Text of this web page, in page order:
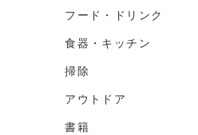
フード・ドリンク
食器・キッチン
掃除
アウトドア
書籍